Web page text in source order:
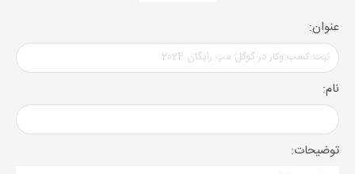
عنوان:
نام:
توضیحات: